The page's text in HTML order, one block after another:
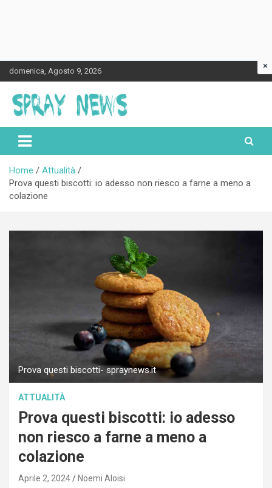
Skip
to
content
domenica, Agosto 9, 2026
Spraynews.it
Home
Attualità
Prova questi biscotti: io adesso non riesco a farne a meno a
colazione
Prova questi biscotti- spraynews.it
ATTUALITÀ
Prova questi biscotti: io adesso
non riesco a farne a meno a
colazione
Aprile 2, 2024 Noemi Aloisi
×